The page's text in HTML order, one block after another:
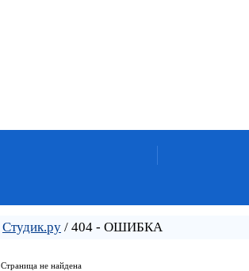
Студик.ру / 404 - ОШИБКА
Страница не найдена